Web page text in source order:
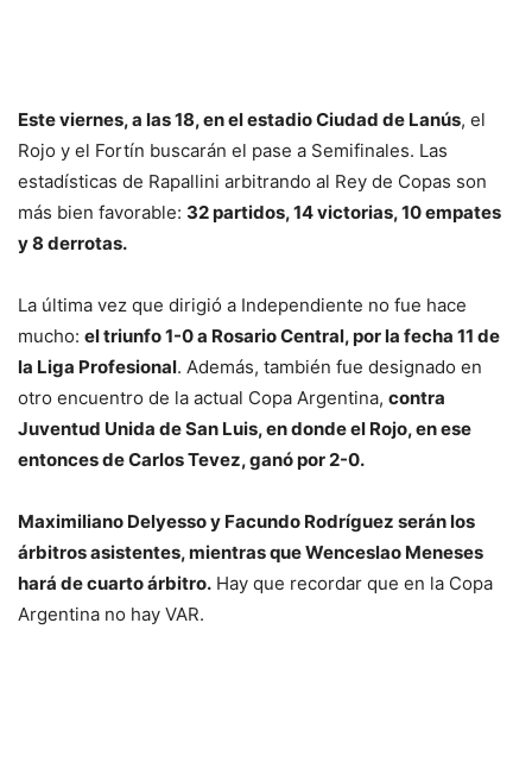
Este viernes, a las 18, en el estadio Ciudad de Lanús, el
Rojo y el Fortín buscarán el pase a Semifinales. Las
estadísticas de Rapallini arbitrando al Rey de Copas son
más bien favorable: 32 partidos, 14 victorias, 10 empates
y 8 derrotas.
La última vez que dirigió a Independiente no fue hace
mucho: el triunfo 1-0 a Rosario Central, por la fecha 11 de
la Liga Profesional. Además, también fue designado en
otro encuentro de la actual Copa Argentina, contra
Juventud Unida de San Luis, en donde el Rojo, en ese
entonces de Carlos Tevez, ganó por 2-0.
Maximiliano Delyesso y Facundo Rodríguez serán los
árbitros asistentes, mientras que Wenceslao Meneses
hará de cuarto árbitro. Hay que recordar que en la Copa
Argentina no hay VAR.